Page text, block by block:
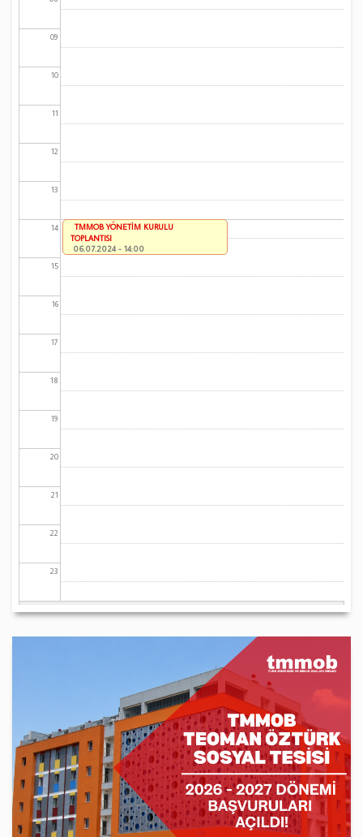
09
10
11
12
13
14
15
16
17
18
19
20
21
22
23
TMMOB YÖNETİM KURULU
TOPLANTISI
06.07.2024 - 14:00